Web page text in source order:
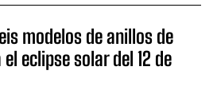
modelos de anillos de
eclipse solar del 12 de